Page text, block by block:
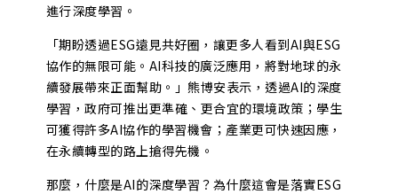
進行深度學習。
「期盼透過ESG遠見共好圈，讓更多人看到AI與ESG
協作的無限可能。AI科技的廣泛應用，將對地球的永
續發展帶來正面幫助。」熊博安表示，透過AI的深度
學習，政府可推出更準確、更合宜的環境政策；學生
可獲得許多AI協作的學習機會；產業更可快速因應，
在永續轉型的路上搶得先機。
那麼，什麼是AI的深度學習？為什麼這會是落實ESG